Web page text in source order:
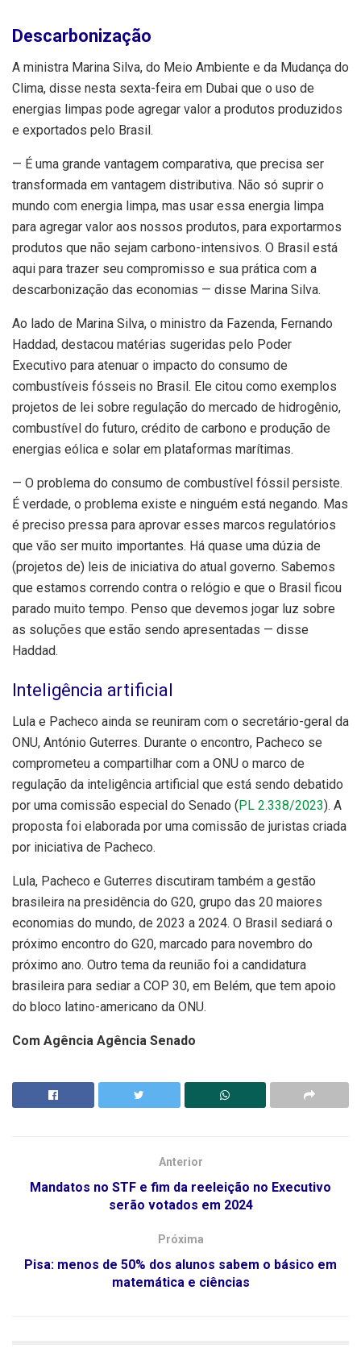
Descarbonização
A ministra Marina Silva, do Meio Ambiente e da Mudança do
Clima, disse nesta sexta-feira em Dubai que o uso de
energias limpas pode agregar valor a produtos produzidos
e exportados pelo Brasil.
— É uma grande vantagem comparativa, que precisa ser
transformada em vantagem distributiva. Não só suprir o
mundo com energia limpa, mas usar essa energia limpa
para agregar valor aos nossos produtos, para exportarmos
produtos que não sejam carbono-intensivos. O Brasil está
aqui para trazer seu compromisso e sua prática com a
descarbonização das economias — disse Marina Silva.
Ao lado de Marina Silva, o ministro da Fazenda, Fernando
Haddad, destacou matérias sugeridas pelo Poder
Executivo para atenuar o impacto do consumo de
combustíveis fósseis no Brasil. Ele citou como exemplos
projetos de lei sobre regulação do mercado de hidrogênio,
combustível do futuro, crédito de carbono e produção de
energias eólica e solar em plataformas marítimas.
— O problema do consumo de combustível fóssil persiste.
É verdade, o problema existe e ninguém está negando. Mas
é preciso pressa para aprovar esses marcos regulatórios
que vão ser muito importantes. Há quase uma dúzia de
(projetos de) leis de iniciativa do atual governo. Sabemos
que estamos correndo contra o relógio e que o Brasil ficou
parado muito tempo. Penso que devemos jogar luz sobre
as soluções que estão sendo apresentadas — disse
Haddad.
Inteligência artificial
Lula e Pacheco ainda se reuniram com o secretário-geral da
ONU, António Guterres. Durante o encontro, Pacheco se
comprometeu a compartilhar com a ONU o marco de
regulação da inteligência artificial que está sendo debatido
por uma comissão especial do Senado ( PL 2.338/2023). A
proposta foi elaborada por uma comissão de juristas criada
por iniciativa de Pacheco.
Lula, Pacheco e Guterres discutiram também a gestão
brasileira na presidência do G20, grupo das 20 maiores
economias do mundo, de 2023 a 2024. O Brasil sediará o
próximo encontro do G20, marcado para novembro do
próximo ano. Outro tema da reunião foi a candidatura
brasileira para sediar a COP 30, em Belém, que tem apoio
do bloco latino-americano da ONU.
Com Agência Agência Senado
Anterior
Mandatos no STF e fim da reeleição no Executivo
serão votados em 2024
Próxima
Pisa: menos de 50% dos alunos sabem o básico em
matemática e ciências